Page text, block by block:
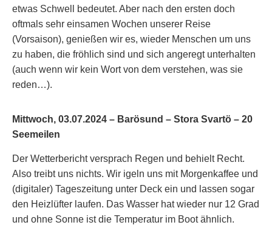
etwas Schwell bedeutet. Aber nach den ersten doch
oftmals sehr einsamen Wochen unserer Reise
(Vorsaison), genießen wir es, wieder Menschen um uns
zu haben, die fröhlich sind und sich angeregt unterhalten
(auch wenn wir kein Wort von dem verstehen, was sie
reden…).
Mittwoch, 03.07.2024 – Barösund – Stora Svartö – 20
Seemeilen
Der Wetterbericht versprach Regen und behielt Recht.
Also treibt uns nichts. Wir igeln uns mit Morgenkaffee und
(digitaler) Tageszeitung unter Deck ein und lassen sogar
den Heizlüfter laufen. Das Wasser hat wieder nur 12 Grad
und ohne Sonne ist die Temperatur im Boot ähnlich.